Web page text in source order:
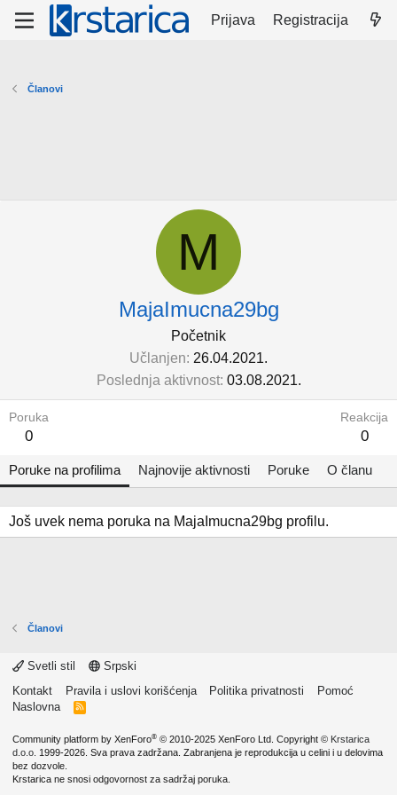
Prijava Registracija
Članovi
M
MajaImucna29bg
Početnik
Učlanjen 26.04.2021.
Poslednja aktivnost 03.08.2021.
Poruka
0
Reakcija
0
Poruke na profilima Najnovije aktivnosti Poruke O članu
Još uvek nema poruka na MajaImucna29bg profilu.
Članovi
Svetli stil
Srpski
Kontakt
Pravila i uslovi korišćenja Politika privatnosti
Pomoć
Naslovna
R
Community platform by XenForo® © 2010-2025 XenForo Ltd. Copyright © Krstarica
d.o.o. 1999-2026. Sva prava zadržana. Zabranjena je reprodukcija u celini i u delovima
bez dozvole.
Krstarica ne snosi odgovornost za sadržaj poruka.